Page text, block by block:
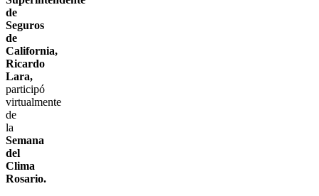
de
Seguros
de
California,
Ricardo
Lara,
participó
virtualmente
de
la
Semana
del
Clima
Rosario.